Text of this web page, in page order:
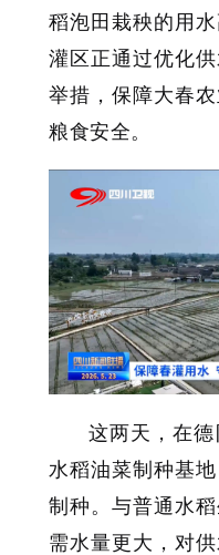
稻泡田栽秧的用
灌区正通过优化
举措，保障大春
粮食安全。
这两天，在
水稻油菜制种基
制种。与普通水
需水量更大，对